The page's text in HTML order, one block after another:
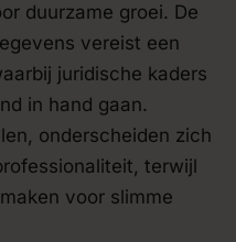
duurzame groei. De
vereist een
juridische kaders
in hand gaan.
onderscheiden zich
terwijl
voor slimme